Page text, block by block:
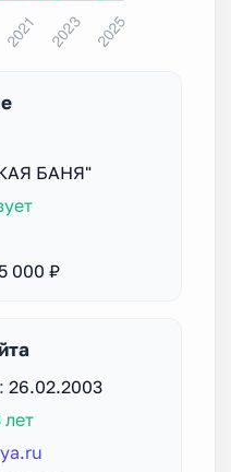
БАНЯ"
000 ₽
26.02.2003
лет